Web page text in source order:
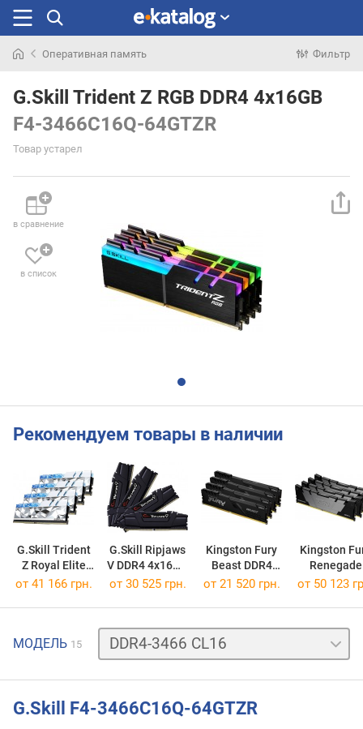
раньше
Оперативная память Фильтр
G.Skill Trident Z RGB DDR4 4x16GB
F4-3466C16Q-64GTZR
Товар устарел
в сравнение
в список
Рекомендуем товары в наличии
G.Skill Trident
Z Royal Elite
4x16GB
G.Skill Ripjaws
V DDR4 4x16GB
F4-3600C16Q-64GVKC
Kingston Fury
Beast DDR4
4x16GB
Kingston
Renegade
DDR4
от 41 166 грн. от 30 525 грн. от 21 520 грн. от 50 123
МОДЕЛЬ 15
DDR4-
2400
3000
G.Skill F4-3466C16Q-64GTZR